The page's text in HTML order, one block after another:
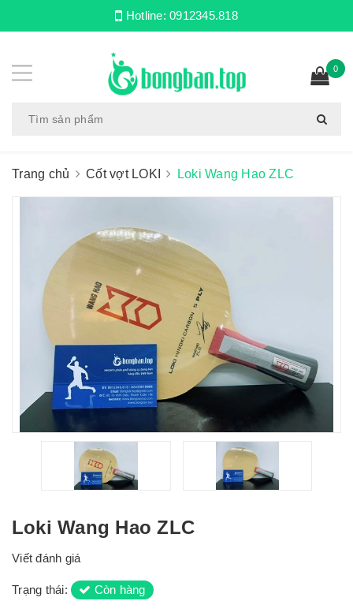
Hotline: 0912345.818
0
Trang chủ Cốt vợt LOKI Loki Wang Hao ZLC
Loki Wang Hao ZLC
Viết đánh giá
Trạng thái: Còn hàng